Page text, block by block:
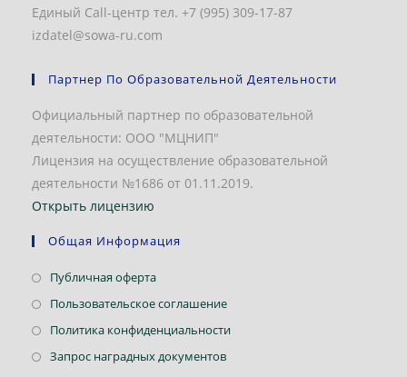
Единый Call-центр тел. +7 (995) 309-17-87
izdatel@sowa-ru.com
Партнер По Образовательной Деятельности
Официальный партнер по образовательной
деятельности: ООО "МЦНИП"
Лицензия на осуществление образовательной
деятельности №1686 от 01.11.2019.
Открыть лицензию
Общая Информация
Публичная офертаОткроется
в
Пользовательское соглашениеОткроется
в
Политика конфиденциальностиОткроется
Запрос наградных документовОткроется